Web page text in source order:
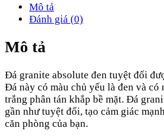
Mô tả
Đánh giá (0)
Mô tả
Đá granite absolute đen tuyệt đối
Đá này có màu chủ yếu là đen và có
trắng phân tán khắp bề mặt. Đá
gần như tuyệt đối, tạo cảm giác
căn phòng của bạn.